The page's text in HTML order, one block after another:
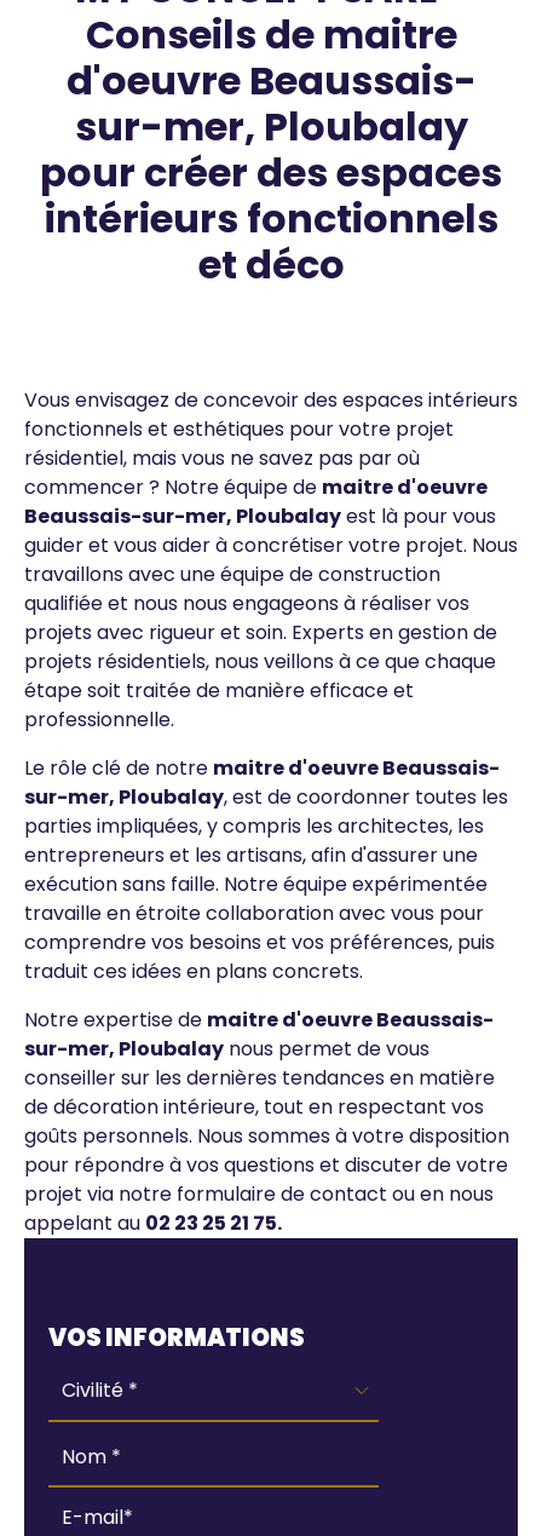
Conseils de maitre
d'oeuvre Beaussais-
sur-mer, Ploubalay
pour créer des espaces
intérieurs fonctionnels
et déco
Vous envisagez de concevoir des espaces intérieurs
fonctionnels et esthétiques pour votre projet
résidentiel, mais vous ne savez pas par où
commencer ? Notre équipe de maitre d'oeuvre
Beaussais-sur-mer, Ploubalayest là pour vous
guider et vous aider à concrétiser votre projet. Nous
travaillons avec une équipe de construction
qualifiée et nous nous engageons à réaliser vos
projets avec rigueur et soin. Experts en gestion de
projets résidentiels, nous veillons à ce que chaque
étape soit traitée de manière efficace et
professionnelle.
Le rôle clé de notre maitre d'oeuvreBeaussais-
sur-mer, Ploubalay, est de coordonner toutes les
parties impliquées, y compris les architectes, les
entrepreneurs et les artisans, afin d'assurer une
exécution sans faille. Notre équipe expérimentée
travaille en étroite collaboration avec vous pour
comprendre vos besoins et vos préférences, puis
traduit ces idées en plans concrets.
Notre expertise de maitre d'oeuvre Beaussais-
sur-mer, Ploubalay nous permet de vous
conseiller sur les dernières tendances en matière
de décoration intérieure, tout en respectant vos
goûts personnels. Nous sommes à votre disposition
pour répondre à vos questions et discuter de votre
projet via notre formulaire de contact ou en nous
appelant au 02 23 25 21 75.
VOS INFORMATIONS